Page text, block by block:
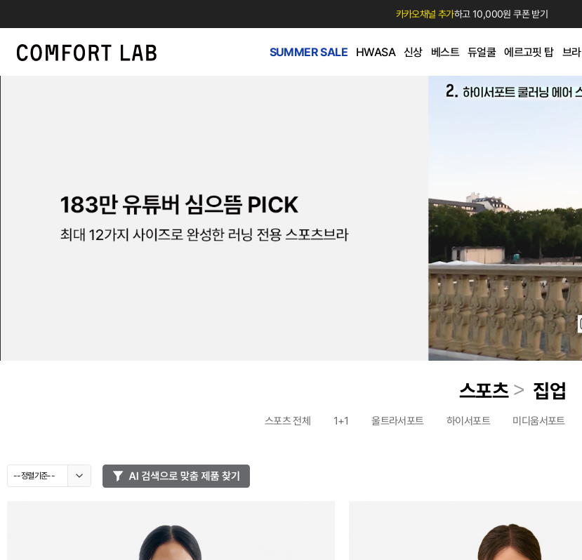
카카오채널 추가하고 10,000원 쿠폰 받기
SUMMER SALE HWASA 신상 베스트 듀얼쿨 에르고핏 탑 브라
스포츠 > 집업
스포츠 전체 1+1 울트라서포트 하이서포트 미디움서포트
--정렬기준--